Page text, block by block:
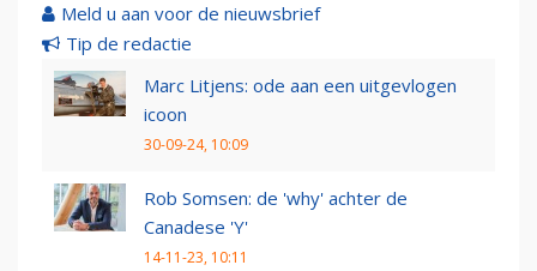
Meld u aan voor de nieuwsbrief
Tip de redactie
Marc Litjens: ode aan een uitgevlogen
icoon
30-09-24, 10:09
Rob Somsen: de 'why' achter de
Canadese 'Y'
14-11-23, 10:11